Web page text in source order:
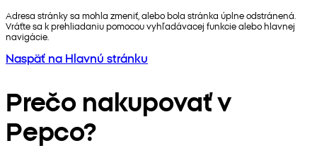
Adresa stránky sa mohla zmeniť, alebo bola stránka úplne odstránená.
Vráťte sa k prehliadaniu pomocou vyhľadávacej funkcie alebo hlavnej
navigácie.
Naspäť na Hlavnú stránku
Prečo nakupovať v
Pepco?